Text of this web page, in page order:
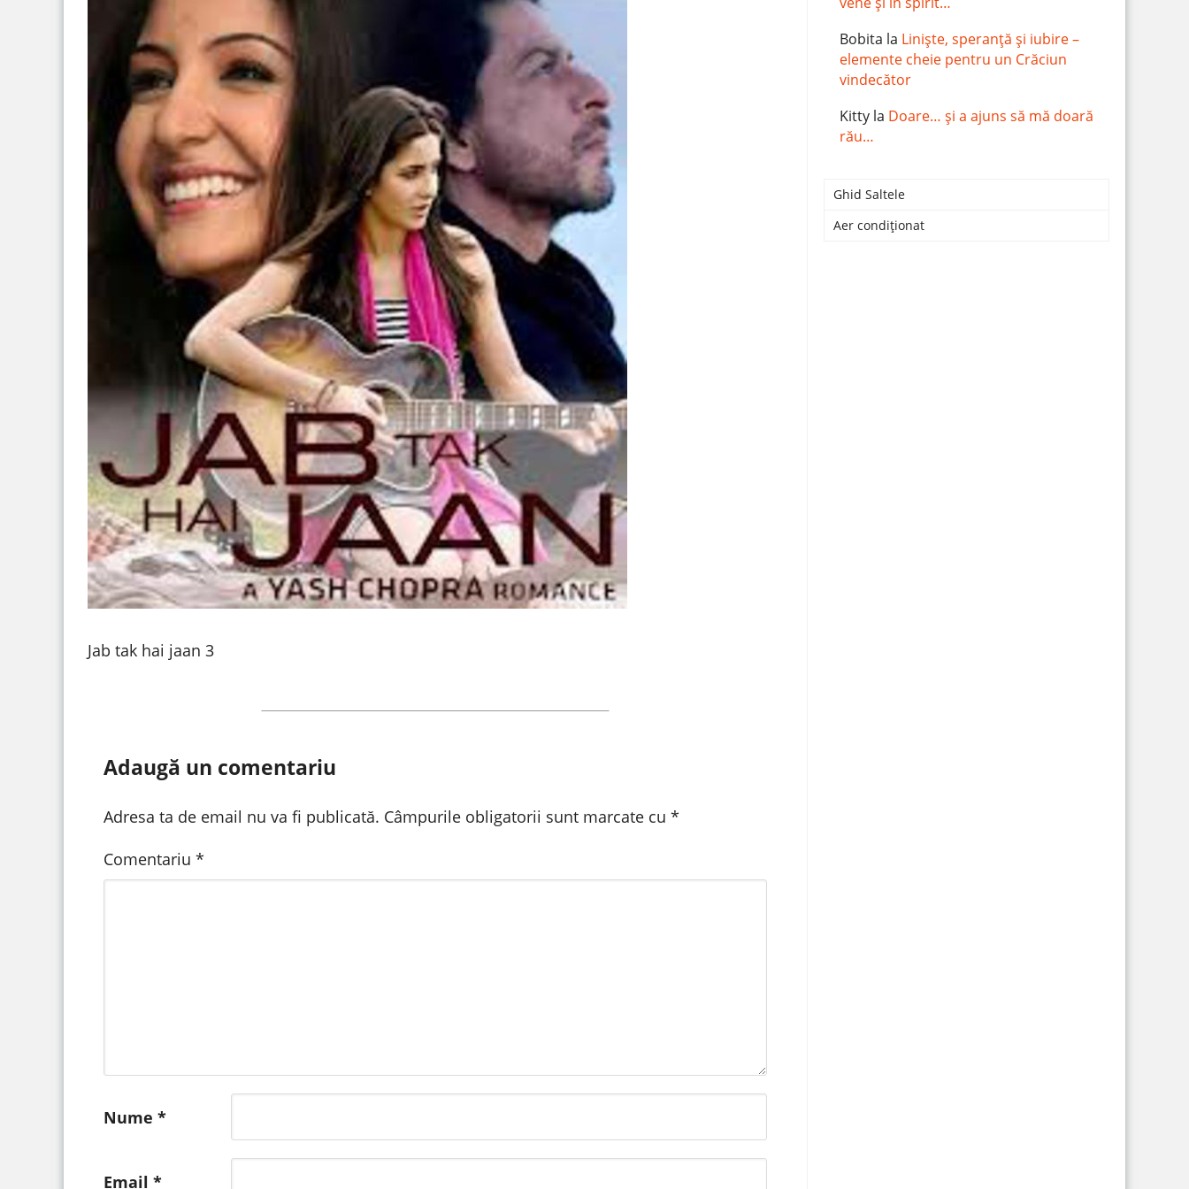
Jab tak hai jaan 3
Adaugă un comentariu
Adresa ta de email nu va fi publicată. Câmpurile obligatorii sunt marcate cu *
Comentariu *
Nume *
Email *
Bobita la Liniște, speranță și iubire –
elemente cheie pentru un Crăciun
vindecător
Kitty la Doare… și a ajuns să mă doară
rău…
Ghid Saltele
Aer condiționat